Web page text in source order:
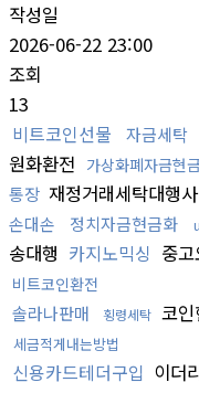
작성일
2026-06-22 23:00
조회
13
비트코인선물
자금세탁
원화환전 가상화폐자금현
통장 재정거래세탁대행사
손대손
정치자금현금화
송대행 카지노믹싱 중
비트코인환전
솔라나판매 횡령세탁 코
세금적게내는방법
신용카드테더구입 이더